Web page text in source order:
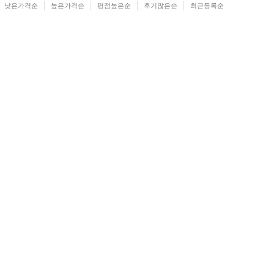
낮은가격순 높은가격순 평점높은순 후기많은순 최근등록순